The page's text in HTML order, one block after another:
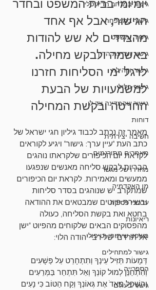
גישור במרחב הדיגיטלי
גישור במשפחה
גישור ומשפט
גישור ועריכת הדין
גישור וקהילה
גישור פלילי
גישור שהמדינה צד לו
דוחות
חשיבה יצירתית
מאמרים מתורגמים
מחדרו של מגשר
מן האקדמיה
עדכוני פסיקה
ריאיונות
משפט שיתופי וטיפולי
גישור למתחילים
הספרייה
גישור בעולם
יומיומי בבית המשפט ובחדר
הגישור, אבל אף אחד
מהצדדים לא שש להודות
באשמה ולבקש מחילה.
לרגל ימי הסליחות חזרנו
למשמעויות של הבעת
החרטה ובקשת המחילה
מאמר זה נכתב לכבוד גיליון חגי ישראל של
כתב העת "עיין ערך: גישור" ויגיע לקוראים
לקראת יום הכיפורים שלקראתו נוהגים
הבריות לבקש סליחה מאנשים שנפגעו
ממעשים ומאמירות. לקראת יום הכיפורים
שמתקרב יש שנוהגים בסדר סליחות
ובשירת פיוטים שמבטאים את ההודאה
בחטא ואת בקשת הסליחה, כעולה
מהפסוקים הבאים שלקוחים מהפיוט "ישן
אל תרדם" של רבי יהודה הלוי:
דְּמָעוֹת תַּזִּיל עֵינְךָ וְתִתְחָרֵט עַל פְּשָׁעִים
וְהִתְחַנֵּן לְמוּל קוֹנְךָ וְאַל תִּתְחַר בַּמְּרֵעִים
וְהַשְׁפֵּל מְאדֹ אֶת גְּאוֹנְךָ וְקַח הַטּוֹב כִּי נָעִים